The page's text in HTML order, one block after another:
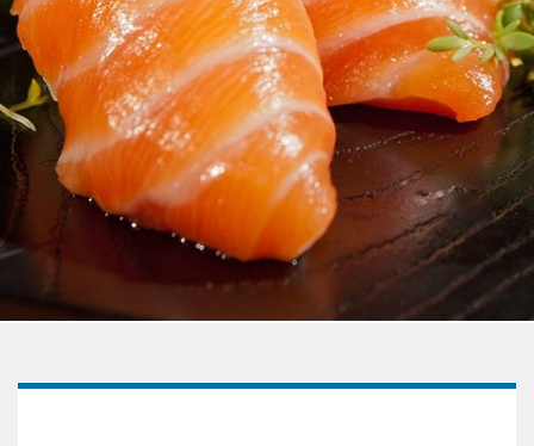
Join FC Lisse
Aanmelden voor proeftraining
Lid worden van FC Lisse
Word vrijwilliger
De Club van 100
Uitschrijven
Over FC Lisse
Informatie voor de Pers
Onze historie
Fysiotherapie voor leden